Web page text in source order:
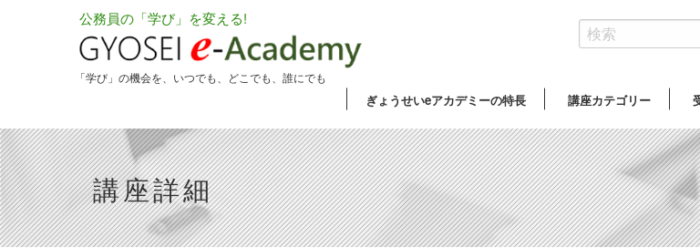
公務員の「学び」を変える!
「学び」の機会を、いつでも、どこでも、誰にでも
ぎょうせいeアカデミーの特長 講座カテゴリー
講座詳細